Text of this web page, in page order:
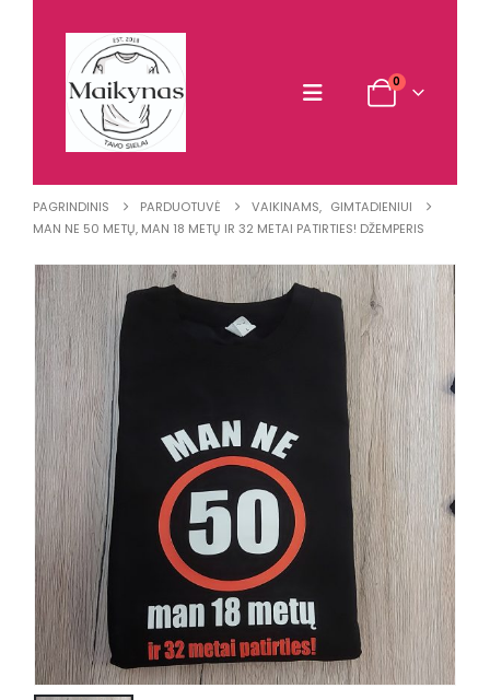
0
PAGRINDINIS PARDUOTUVĖ VAIKINAMS, GIMTADIENIUI
MAN NE 50 METŲ, MAN 18 METŲ IR 32 METAI PATIRTIES! DŽEMPERIS